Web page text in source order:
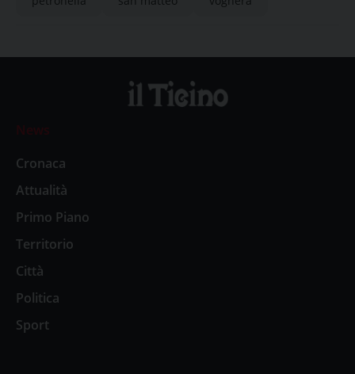
News
Cronaca
Attualità
Primo Piano
Territorio
Città
Politica
Sport